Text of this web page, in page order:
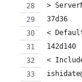
>
37d36
<
142d140
<